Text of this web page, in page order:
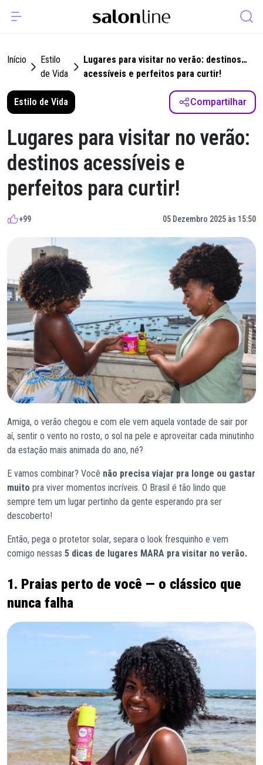
Início
Estilo
de Vida
Lugares para visitar no verão: destinos
acessíveis e perfeitos para curtir!
Estilo de Vida Compartilhar
Lugares para visitar no verão:
destinos acessíveis e
perfeitos para curtir!
+99 05 Dezembro 2025 às 15:50
Amiga, o verão chegou e com ele vem aquela vontade de sair por
aí, sentir o vento no rosto, o sol na pele e aproveitar cada minutinho
da estação mais animada do ano, né?
E vamos combinar? Você não precisa viajar pra longe ou gastar
muito pra viver momentos incríveis. O Brasil é tão lindo que
sempre tem um lugar pertinho da gente esperando pra ser
descoberto!
Então, pega o protetor solar, separa o look fresquinho e vem
comigo nessas 5 dicas de lugares MARA pra visitar no verão.
1. Praias perto de você — o clássico que
nunca falha